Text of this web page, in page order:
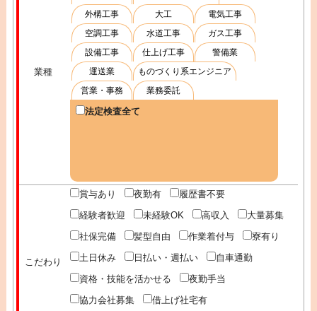
業種
外構工事
大工
電気工事
空調工事
水道工事
ガス工事
設備工事
仕上げ工事
警備業
運送業
ものづくり系エンジニア
営業・事務
業務委託
法定検査全て
こだわり
賞与あり 夜勤有
履歴書不要
経験者歓迎
未経験OK 高収入
大量募集
社保完備
髪型自由 作業着付与
寮有り
土日休み
日払い・週払い
自車通勤
資格・技能を活かせる
夜勤手当
協力会社募集
借上げ社宅有